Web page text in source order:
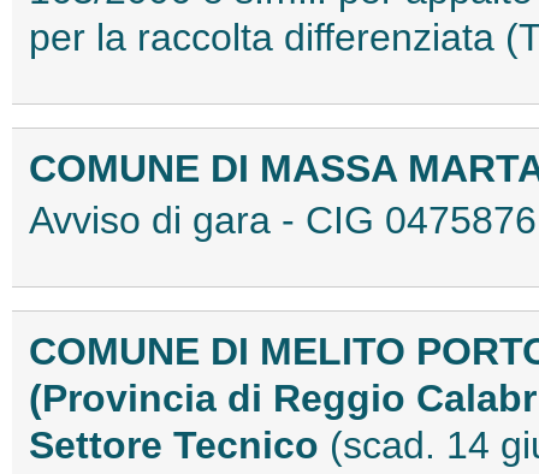
per la raccolta differenziata
COMUNE DI MASSA
Avviso di gara - CIG
COMUNE DI MELITO
(Provincia di Reggio
Settore Tecnico (scad. 14